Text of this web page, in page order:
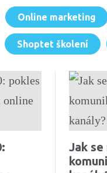
Online marketing
Shoptet školení
Jak se